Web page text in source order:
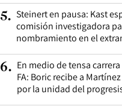
5. Steinert en pausa: Kast
comisión investigadora
nombramiento en el
6. En medio de tensa
FA: Boric recibe a
por la unidad del